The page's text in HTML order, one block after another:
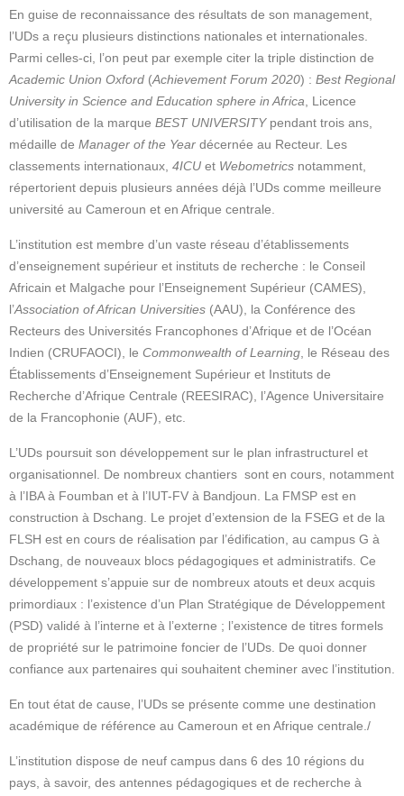
En guise de reconnaissance des résultats de son management,
l’UDs a reçu plusieurs distinctions nationales et internationales.
Parmi celles-ci, l’on peut par exemple citer la triple distinction de
Academic Union Oxford (Achievement Forum 2020) : Best Regional
University in Science and Education sphere in Africa , Licence
d’utilisation de la marque BEST UNIVERSITYpendant trois ans,
médaille de Manager of the Year décernée au Recteur. Les
classements internationaux, 4ICU et Webometrics notamment,
répertorient depuis plusieurs années déjà l’UDs comme meilleure
université au Cameroun et en Afrique centrale.
L’institution est membre d’un vaste réseau d’établissements
d’enseignement supérieur et instituts de recherche : le Conseil
Africain et Malgache pour l’Enseignement Supérieur (CAMES),
l’Association of African Universities (AAU), la Conférence des
Recteurs des Universités Francophones d’Afrique et de l’Océan
Indien (CRUFAOCI), le Commonwealth of Learning , le Réseau des
Établissements d’Enseignement Supérieur et Instituts de
Recherche d’Afrique Centrale (REESIRAC), l’Agence Universitaire
de la Francophonie (AUF), etc.
L’UDs poursuit son développement sur le plan infrastructurel et
organisationnel. De nombreux chantiers sont en cours, notamment
à l’IBA à Foumban et à l’IUT-FV à Bandjoun. La FMSP est en
construction à Dschang. Le projet d’extension de la FSEG et de la
FLSH est en cours de réalisation par l’édification, au campus G à
Dschang, de nouveaux blocs pédagogiques et administratifs. Ce
développement s’appuie sur de nombreux atouts et deux acquis
primordiaux : l’existence d’un Plan Stratégique de Développement
(PSD) validé à l’interne et à l’externe ; l’existence de titres formels
de propriété sur le patrimoine foncier de l’UDs. De quoi donner
confiance aux partenaires qui souhaitent cheminer avec l’institution.
En tout état de cause, l’UDs se présente comme une destination
académique de référence au Cameroun et en Afrique centrale./
L’institution dispose de neuf campus dans 6 des 10 régions du
pays, à savoir, des antennes pédagogiques et de recherche à